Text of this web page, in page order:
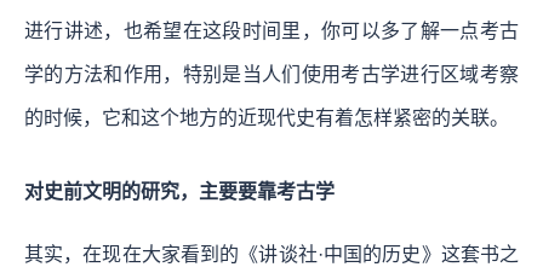
进行讲述，也希望在这段时间里，你可以多了解一点考古
学的方法和作用，特别是当人们使用考古学进行区域考察
的时候，它和这个地方的近现代史有着怎样紧密的关联。
对史前文明的研究，主要要靠考古学
其实，在现在大家看到的《讲谈社·中国的历史》这套书之